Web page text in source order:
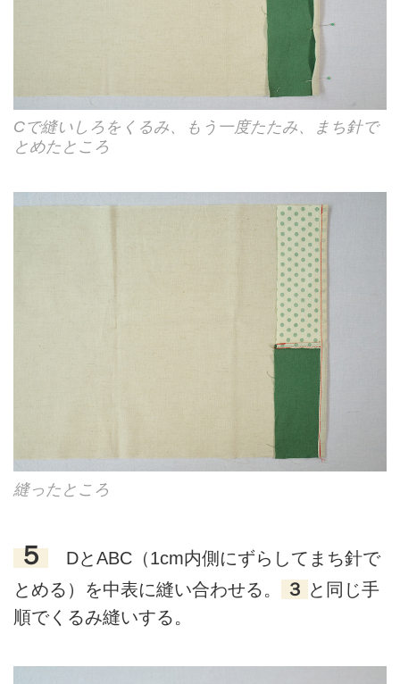
Cで縫いしろをくるみ、もう一度たたみ、まち針で
とめたところ
縫ったところ
５
DとABC（1cm内側にずらしてまち針で
とめる）を中表に縫い合わせる。
３ と同じ手
順でくるみ縫いする。